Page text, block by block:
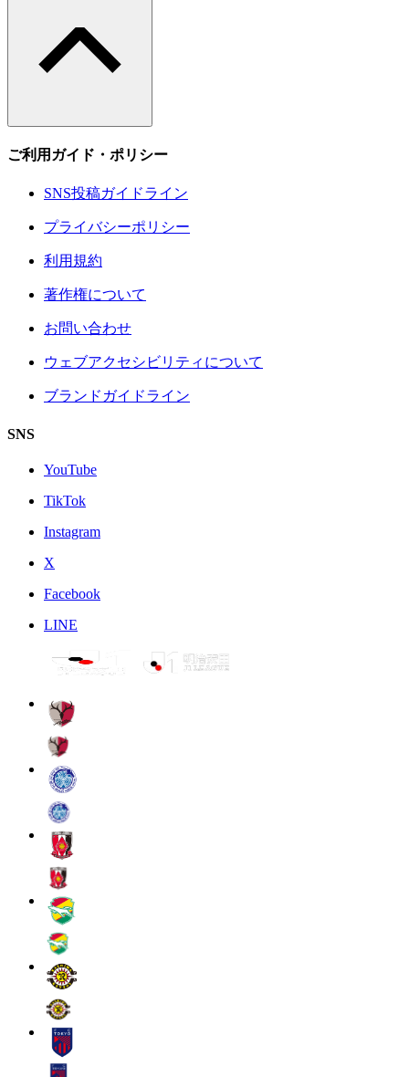
ご利用ガイド・ポリシー
SNS投稿ガイドライン
プライバシーポリシー
利用規約
著作権について
お問い合わせ
ウェブアクセシビリティについて
ブランドガイドライン
SNS
YouTube
TikTok
Instagram
X
Facebook
LINE